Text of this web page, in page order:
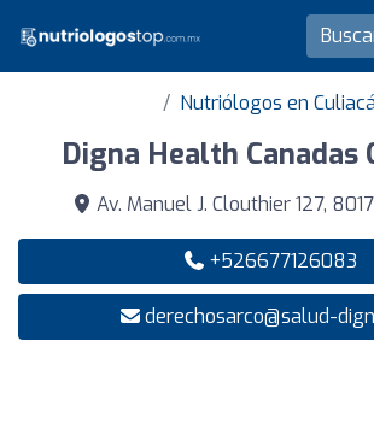
Nutriólogos en
Digna Health Canadas
Av. Manuel J. Clouthier 127,
+526677126083
derechosarco@salud-